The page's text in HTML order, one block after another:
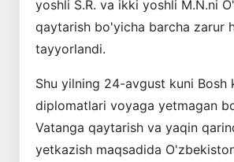
yoshli S.R. va ikki yoshli M.N.ni
qaytarish bo'yicha barcha zarur
tayyorlandi.
Shu yilning 24-avgust kuni Bosh
diplomatlari voyaga yetmagan
Vatanga qaytarish va yaqin
yetkazish maqsadida